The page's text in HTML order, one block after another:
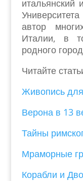
итальянский
автор
Италии, в
родного
Читайте
Живопись
Верона в 13
Тайны
Мраморные
Корабли и